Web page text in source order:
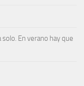
En verano hay que